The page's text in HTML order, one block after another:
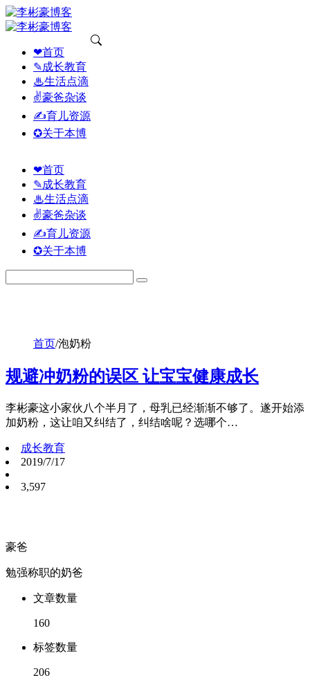
❤首页
✎成长教育
♨生活点滴
✌豪爸杂谈
✍育儿资源
✪关于本博
❤首页
✎成长教育
♨生活点滴
✌豪爸杂谈
✍育儿资源
✪关于本博
首页/泡奶粉
规避冲奶粉的误区 让宝宝健康成长
李彬豪这小家伙八个半月了，母乳已经渐渐不够了。遂开始添
加奶粉，这让咱又纠结了，纠结啥呢？选哪个…
成长教育
2019/7/17
3,597
豪爸
勉强称职的奶爸
文章数量
160
标签数量
206